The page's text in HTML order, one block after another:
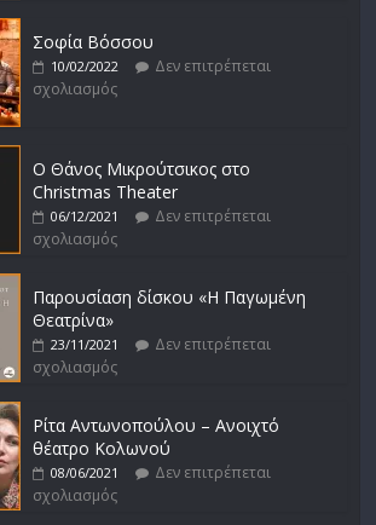
Σοφία Βόσσου
10/02/2022
Δεν επιτρέπεται
σχολιασμός
Ο Θάνος Μικρούτσικος στο
Christmas Theater
06/12/2021
Δεν επιτρέπεται
σχολιασμός
Παρουσίαση δίσκου «Η Παγωμένη
Θεατρίνα»
23/11/2021
Δεν επιτρέπεται
σχολιασμός
Ρίτα Αντωνοπούλου – Ανοιχτό
θέατρο Κολωνού
08/06/2021
Δεν επιτρέπεται
σχολιασμός